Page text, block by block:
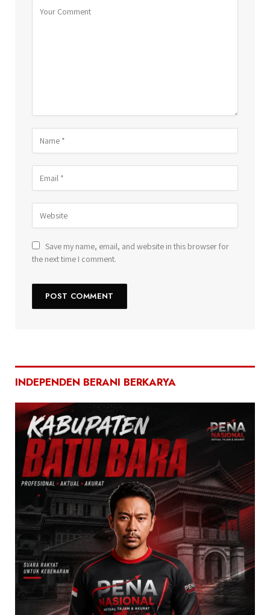
Save my name, email, and website in this browser for
the next time I comment.
INDEPENDEN BERANI BERKARYA